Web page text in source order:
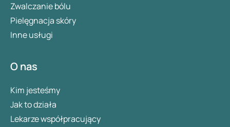
Zwalczanie bólu
Pielęgnacja skóry
Inne usługi
O nas
Kim jesteśmy
Jak to działa
Lekarze współpracujący